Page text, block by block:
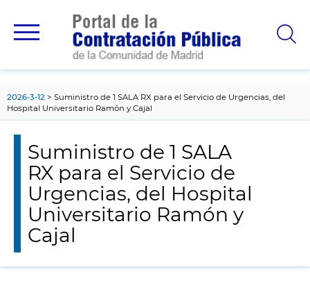
principal
2026-3-12
Suministro de 1 SALA RX para el Servicio de Urgencias, del
Hospital Universitario Ramón y Cajal
Suministro de 1 SALA
RX para el Servicio de
Urgencias, del Hospital
Universitario Ramón y
Cajal